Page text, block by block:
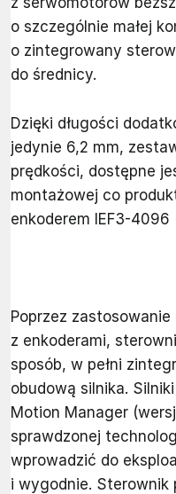
o szczególnie małej
o zintegrowany
do średnicy.
Dzięki długości
jedynie 6,2 mm,
prędkości, dostępne
montażowej co
enkoderem IEF3-4096
Poprzez
z enkoderami,
sposób, w pełni
obudową silnika.
Motion Manager
sprawdzonej
wprowadzić do
i wygodnie. Sterownik